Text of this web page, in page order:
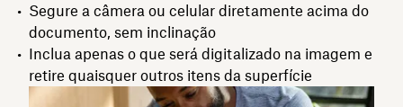
Segure a câmera ou celular diretamente acima do
documento, sem inclinação
Inclua apenas o que será digitalizado na imagem e
retire quaisquer outros itens da superfície